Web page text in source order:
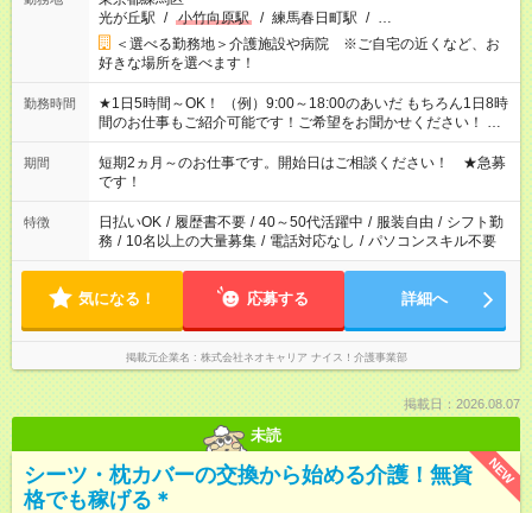
光が丘駅 / 小竹向原駅 / 練馬春日町駅 / …
＜選べる勤務地＞介護施設や病院 ※ご自宅の近くなど、お
好きな場所を選べます！
勤務時間
★1日5時間～OK！ （例）9:00～18:00のあいだ もちろん1日8時
間のお仕事もご紹介可能です！ご希望をお聞かせください！ ※
週最低15時間以上の勤務が必要です
期間
短期2ヵ月～のお仕事です。開始日はご相談ください！ ★急募
です！
特徴 日払いOK / 履歴書不要 / 40～50代活躍中 / 服装自由 / シフト勤
務 / 10名以上の大量募集 / 電話対応なし / パソコンスキル不要
気になる！ 応募する 詳細へ
掲載元企業名 株式会社ネオキャリア ナイス！介護事業部
掲載日：2026.08.07
未読
NEW
シーツ・枕カバーの交換から始める介護！無資
格でも稼げる＊